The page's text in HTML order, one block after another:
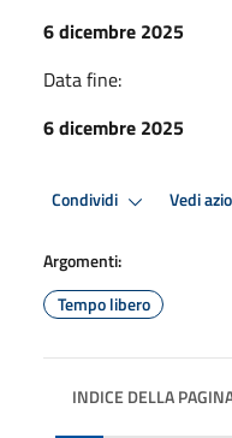
6 dicembre 2025
Data fine:
6 dicembre 2025
Condividi Vedi
Argomenti:
Tempo libero
INDICE DELLA